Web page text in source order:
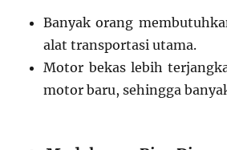
Banyak orang
alat transportasi utama.
Motor bekas lebih
motor baru, sehingga